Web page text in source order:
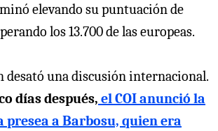
elevando su puntuación de
los 13.700 de las europeas.
desató una discusión internacional.
días después, el COI anunció la
presea a Barbosu, quien era